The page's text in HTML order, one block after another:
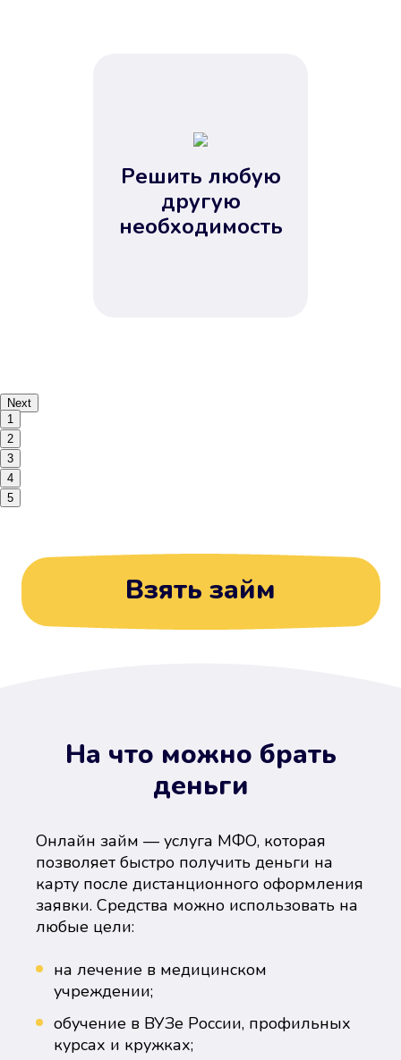
Решить любую
другую
необходимость
Next
1
2
3
4
5
Взять займ
На что можно брать
деньги
Онлайн займ — услуга МФО, которая
позволяет быстро получить деньги на
карту после дистанционного оформления
заявки. Средства можно использовать на
любые цели:
на лечение в медицинском
учреждении;
обучение в ВУЗе России, профильных
курсах и кружках;